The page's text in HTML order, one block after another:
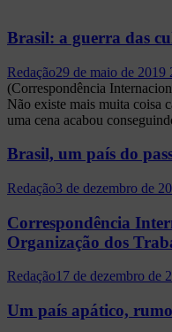
Brasil: a guerra das
Redação29 de maio de 2019
(Correspondência
Não existe mais muita coisa
uma cena acabou
Brasil, um país do
Redação3 de dezembro de
Correspondência
Organização dos
Redação17 de dezembro de
Um país apático,